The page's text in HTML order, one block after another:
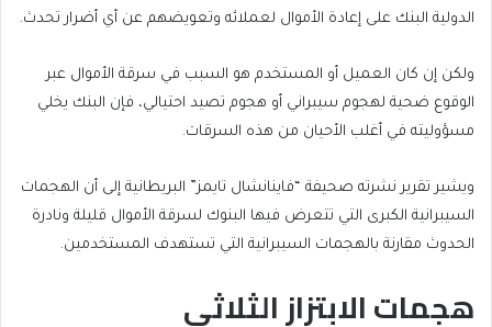
الدولية البنك على إعادة الأموال لعملائه وتعويضهم عن أي أضرار تحدث.
ولكن إن كان العميل أو المستخدم هو السبب في سرقة الأموال عبر
الوقوع ضحية لهجوم سيبراني أو هجوم تصيد احتيالي، فإن البنك يخلي
مسؤوليته في أغلب الأحيان من هذه السرقات.
ويشير تقرير نشرته صحيفة “فاينانشال تايمز” البريطانية إلى أن الهجمات
السيبرانية الكبرى التي تتعرض فيها البنوك لسرقة الأموال قليلة ونادرة
الحدوث مقارنة بالهجمات السيبرانية التي تستهدف المستخدمين.
هجمات الابتزاز الثلاثي